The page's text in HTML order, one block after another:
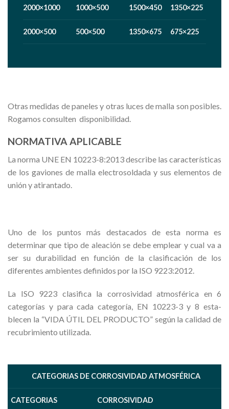
2000×1000 1000×500 1500×450 1350×225
2000×500 500×500 1350×675 675×225
Otras medidas de paneles y otras luces de malla son posibles.
Rogamos consulten disponibilidad.
NORMATIVA APLICABLE
La norma UNE EN 10223-8:2013 describe las características
de los gaviones de malla electrosoldada y sus elementos de
unión y atirantado.
Uno de los puntos más destacados de esta norma es
determinar que tipo de aleación se debe emplear y cual va a
ser su durabilidad en función de la clasificación de los
diferentes ambientes definidos por la ISO 9223:2012.
La ISO 9223 clasifica la corrosividad atmosférica en 6
categorías y para cada categoría, EN 10223-3 y 8 esta-
blecen la “VIDA ÚTIL DEL PRODUCTO” según la calidad de
recubrimiento utilizada.
CATEGORIAS DE CORROSIVIDAD ATMOSFÉRICA
CATEGORIAS CORROSIVIDAD